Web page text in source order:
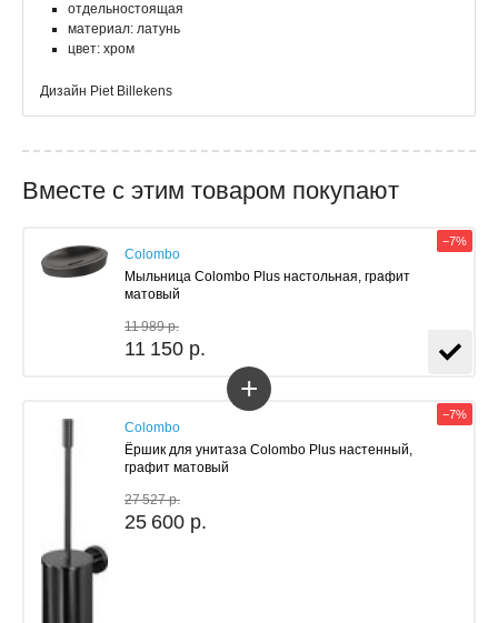
отдельностоящая
материал: латунь
цвет: хром
Дизайн Piet Billekens
Вместе с этим товаром покупают
Colombo
Мыльница Colombo Plus настольная, графит
матовый
11 989 р.
11 150 р.
−7%
+
Colombo
Ёршик для унитаза Colombo Plus настенный,
графит матовый
27 527 р.
25 600 р.
−7%